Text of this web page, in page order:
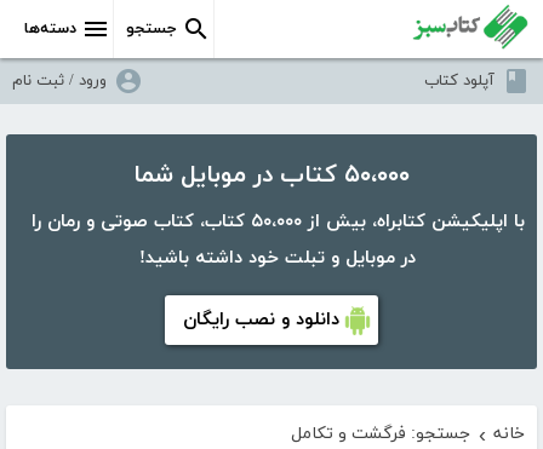
دسته‌ها جستجو
آپلود کتاب ورود / ثبت نام
۵۰،۰۰۰ کتاب در موبایل شما
با اپلیکیشن کتابراه، بیش از ۵۰،۰۰۰ کتاب، کتاب صوتی و رمان را
در موبایل و تبلت خود داشته باشید!
دانلود و نصب رایگان
خانه › جستجو: فرگشت و تکامل